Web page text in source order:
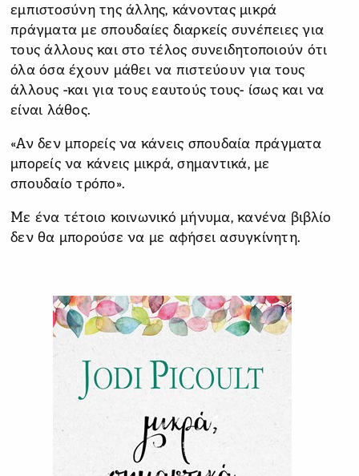
εμπιστοσύνη της άλλης, κάνοντας μικρά
πράγματα με σπουδαίες διαρκείς συνέπειες για
τους άλλους και στο τέλος συνειδητοποιούν ότι
όλα όσα έχουν μάθει να πιστεύουν για τους
άλλους -και για τους εαυτούς τους- ίσως και να
είναι λάθος.
«Αν δεν μπορείς να κάνεις σπουδαία πράγματα
μπορείς να κάνεις μικρά, σημαντικά, με
σπουδαίο τρόπο».
Με ένα τέτοιο κοινωνικό μήνυμα, κανένα βιβλίο
δεν θα μπορούσε να με αφήσει ασυγκίνητη.